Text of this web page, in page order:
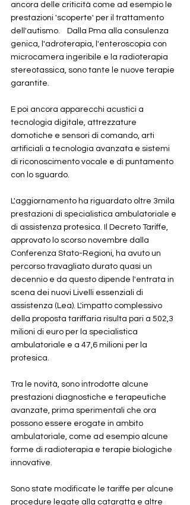
ancora delle criticità come ad esempio le
prestazioni 'scoperte' per il trattamento
dell'autismo.    Dalla Pma alla consulenza
genica, l'adroterapia, l'enteroscopia con
microcamera ingeribile e la radioterapia
stereotassica, sono tante le nuove terapie
garantite.
E poi ancora apparecchi acustici a
tecnologia digitale, attrezzature
domotiche e sensori di comando, arti
artificiali a tecnologia avanzata e sistemi
di riconoscimento vocale e di puntamento
con lo sguardo.
L'aggiornamento ha riguardato oltre 3mila
prestazioni di specialistica ambulatoriale e
di assistenza protesica. Il Decreto Tariffe,
approvato lo scorso novembre dalla
Conferenza Stato-Regioni, ha avuto un
percorso travagliato durato quasi un
decennio e da questo dipende l'entrata in
scena dei nuovi Livelli essenziali di
assistenza (Lea). L'impatto complessivo
della proposta tariffaria risulta pari a 502,3
milioni di euro per la specialistica
ambulatoriale e a 47,6 milioni per la
protesica.
Tra le novità, sono introdotte alcune
prestazioni diagnostiche e terapeutiche
avanzate, prima sperimentali che ora
possono essere erogate in ambito
ambulatoriale, come ad esempio alcune
forme di radioterapia e terapie biologiche
innovative.
Sono state modificate le tariffe per alcune
procedure legate alla cataratta e altre